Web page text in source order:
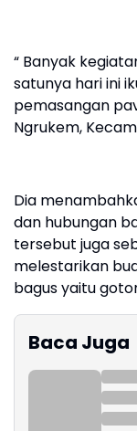
“ Banyak
satunya hari ini
pemasangan
Ngrukem,
Dia
dan hubungan
tersebut juga
melestarikan
bagus yaitu
Baca Juga